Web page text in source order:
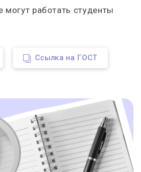
работать студенты
Ссылка на ГОСТ